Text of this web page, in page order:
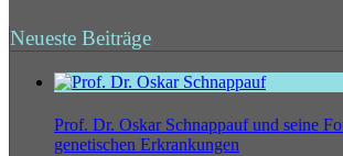
Neueste Beiträge
Prof. Dr. Oskar Schnappauf und seine
genetischen Erkrankungen